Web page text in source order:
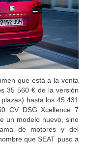
que está a la venta
35 560 € de la versión
hasta los 45 431
CV DSG Xcellence 7
un modelo nuevo, sino
de motores y del
que SEAT puso a